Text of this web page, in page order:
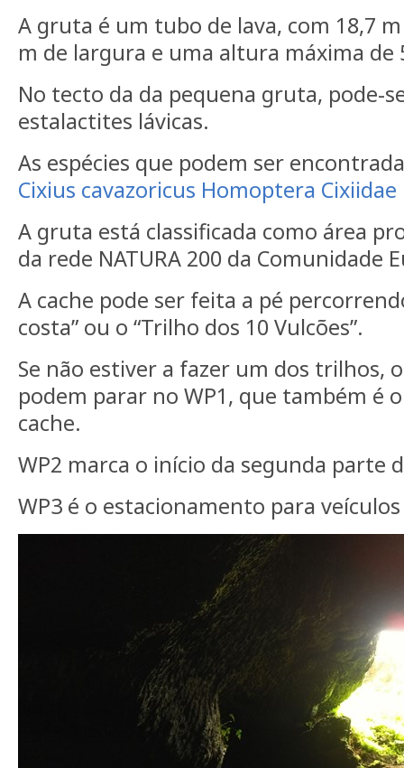
A gruta é um tubo de lava, com 18,7
m de largura e uma altura máxima de
No tecto da da pequena gruta, pode-
estalactites lávicas.
As espécies que podem ser
Cixius cavazoricus Homoptera Cixiidae
A gruta está classificada como área
da rede NATURA 200 da Comunidade
A cache pode ser feita a pé
costa” ou o “Trilho dos 10 Vulcões”.
Se não estiver a fazer um dos trilhos,
podem parar no WP1, que também é
cache.
WP2 marca o início da segunda parte
WP3 é o estacionamento para